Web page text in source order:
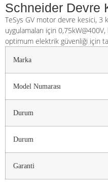
Schneider Devre
TeSys GV motor devre kesici, 3
uygulamaları için
optimum elektrik güvenliği için
Marka
Model Numarası
Durum
Durum
Garanti